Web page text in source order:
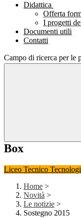
Didattica
Offerta
I progetti
Documenti utili
Contatti
Campo di ricerca per le
Box
Liceo Tecnico
Home >
Novità >
Le notizie >
Sostegno 2015